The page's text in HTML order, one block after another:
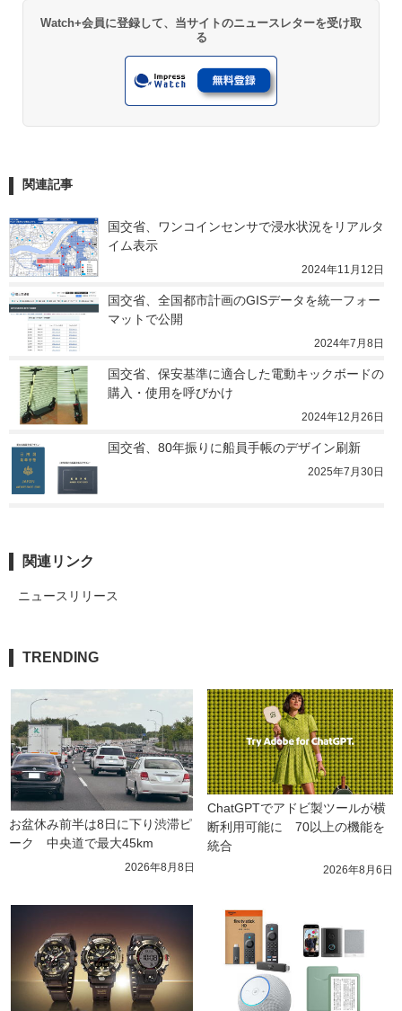
Watch+会員に登録して、当サイトのニュースレターを受け取
る
関連記事
国交省、ワンコインセンサで浸水状況をリアルタ
イム表示
2024年11月12日
国交省、全国都市計画のGISデータを統一フォー
マットで公開
2024年7月8日
国交省、保安基準に適合した電動キックボードの
購入・使用を呼びかけ
2024年12月26日
国交省、80年振りに船員手帳のデザイン刷新
2025年7月30日
関連リンク
ニュースリリース
TRENDING
お盆休み前半は8日に下り渋滞ピ
ーク　中央道で最大45km
2026年8月8日
ChatGPTでアドビ製ツールが横
断利用可能に　70以上の機能を
統合
2026年8月6日